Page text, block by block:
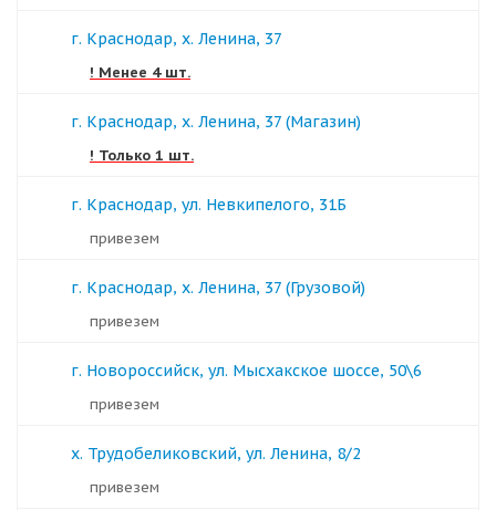
г. Краснодар, х. Ленина, 37
! Менее 4 шт.
г. Краснодар, х. Ленина, 37 (Магазин)
! Только 1 шт.
г. Краснодар, ул. Невкипелого, 31Б
Привезем
г. Краснодар, х. Ленина, 37 (Грузовой)
Привезем
г. Новороссийск, ул. Мысхакское шоссе, 50\6
Привезем
х. Трудобеликовский, ул. Ленина, 8/2
Привезем